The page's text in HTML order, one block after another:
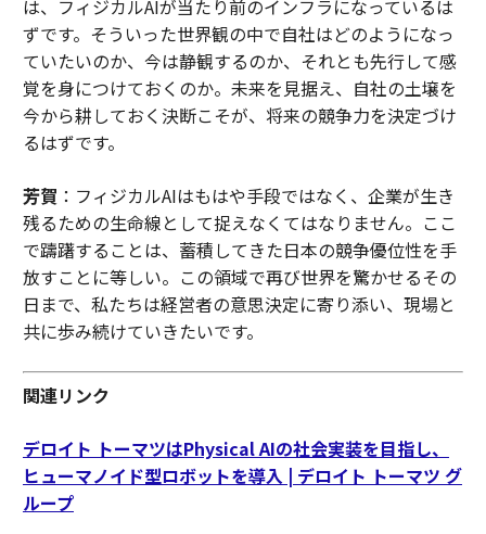
は、フィジカルAIが当たり前のインフラになっているは
ずです。そういった世界観の中で自社はどのようになっ
ていたいのか、今は静観するのか、それとも先行して感
覚を身につけておくのか。未来を見据え、自社の土壌を
今から耕しておく決断こそが、将来の競争力を決定づけ
るはずです。
芳賀 ：フィジカルAIはもはや手段ではなく、企業が生き
残るための生命線として捉えなくてはなりません。ここ
で躊躇することは、蓄積してきた日本の競争優位性を手
放すことに等しい。この領域で再び世界を驚かせるその
日まで、私たちは経営者の意思決定に寄り添い、現場と
共に歩み続けていきたいです。
関連リンク
デロイト トーマツはPhysical AIの社会実装を目指し、
ヒューマノイド型ロボットを導入 | デロイト トーマツ グ
ループ